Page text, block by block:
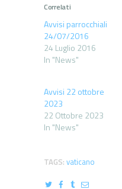
Correlati
Avvisi parrocchiali
24/07/2016
24 Luglio 2016
In "News"
Avvisi 22 ottobre
2023
22 Ottobre 2023
In "News"
TAGS: vaticano